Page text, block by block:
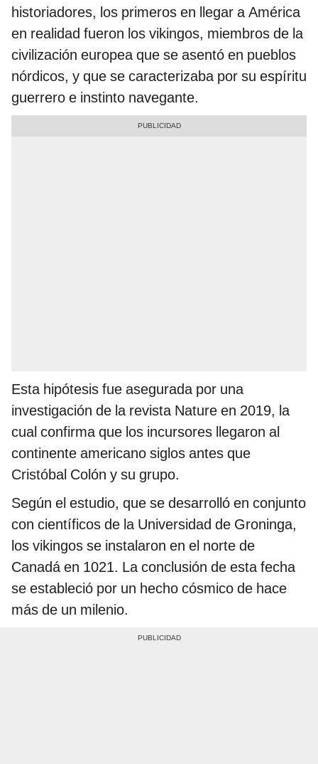
historiadores, los primeros en llegar a América
en realidad fueron los vikingos, miembros de la
civilización europea que se asentó en pueblos
nórdicos, y que se caracterizaba por su espíritu
guerrero e instinto navegante.
Esta hipótesis fue asegurada por una
investigación de la revista Nature en 2019, la
cual confirma que los incursores llegaron al
continente americano siglos antes que
Cristóbal Colón y su grupo.
Según el estudio, que se desarrolló en conjunto
con científicos de la Universidad de Groninga,
los vikingos se instalaron en el norte de
Canadá en 1021. La conclusión de esta fecha
se estableció por un hecho cósmico de hace
más de un milenio.